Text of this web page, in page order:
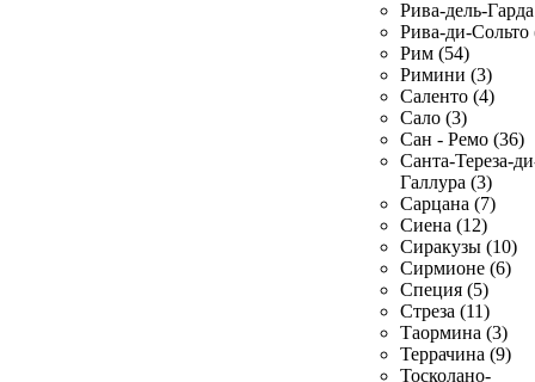
Рива-дель-
Рива-ди-Сольто
Рим (54)
Римини (3)
Саленто (4)
Сало (3)
Сан - Ремо (36)
Санта-Тереза-
Галлура (3)
Сарцана (7)
Сиена (12)
Сиракузы (10)
Сирмионе (6)
Специя (5)
Стреза (11)
Таормина (3)
Террачина (9)
Тосколано-